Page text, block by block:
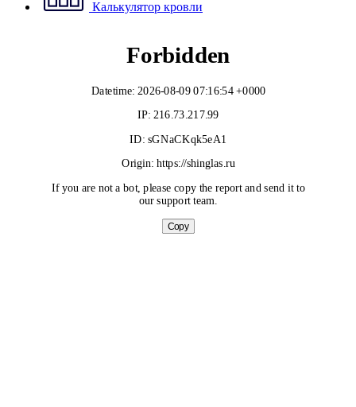
Калькулятор кровли